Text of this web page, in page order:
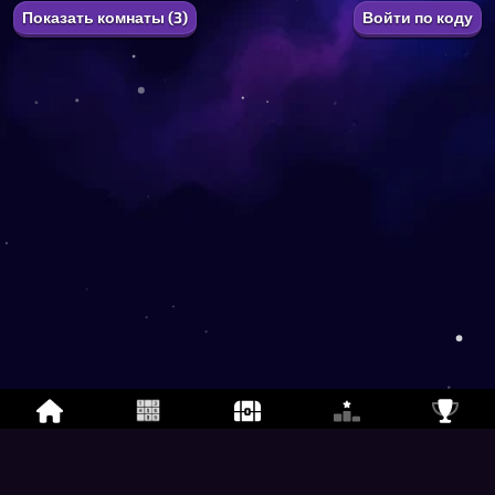
Показать комнаты (3) Войти по коду